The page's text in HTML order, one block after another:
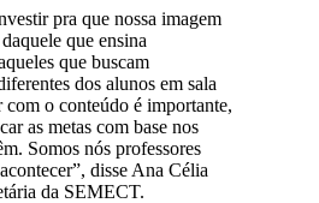
pra que nossa imagem
que ensina
que buscam
dos alunos em sala
com o conteúdo é importante,
as metas com base nos
Somos nós professores
disse Ana Célia
da SEMECT.